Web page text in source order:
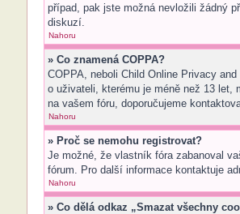
případ, pak jste možná nevložili žádný
diskuzí.
Nahoru
» Co znamená COPPA?
COPPA, neboli Child Online Privacy
o uživateli, kterému je méně než 13
na vašem fóru, doporučujeme
Nahoru
» Proč se nemohu registrovat?
Je možné, že vlastník fóra zabanoval
fórum. Pro další informace kontaktuje
Nahoru
» Co dělá odkaz „Smazat všechny